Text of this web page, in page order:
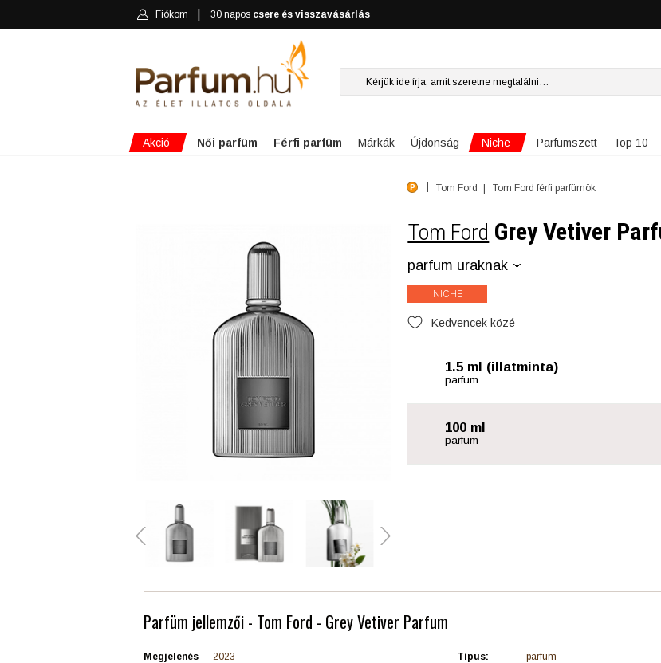
Fiókom 30 napos csere és visszavásárlás
Akció Női parfüm Férfi parfüm Márkák Újdonság Niche Parfümszett Top 10
Tom Ford Tom Ford férfi parfümök
Tom Ford Grey Vetiver
parfum uraknak
NICHE
Kedvencek közé
1.5 ml (illatminta)
parfum
100 ml
parfum
Parfüm jellemzői - Tom Ford - Grey Vetiver Parfum
Megjelenés
2023 Típus: parfum